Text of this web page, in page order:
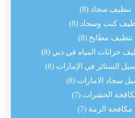
تنظيف سجاد (8)
كنب وسجاد (8)
تنظيف مطابخ (8)
خزانات المياه في دبي (8)
الستائر في الإمارات (8)
سجاد الامارات (8)
الحشرات (7)
مكافحة الرمة (7)